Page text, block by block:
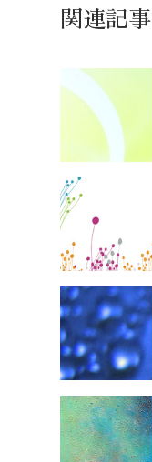
関連記事